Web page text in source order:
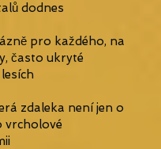
dodnes
pro každého, na
často ukryté
zdaleka není jen o
vrcholové